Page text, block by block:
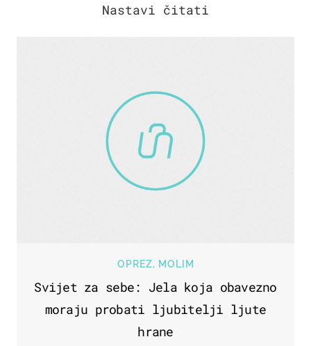
OPREZ, MOLIM
Svijet za sebe: Jela koja obavezno
moraju probati ljubitelji ljute
hrane